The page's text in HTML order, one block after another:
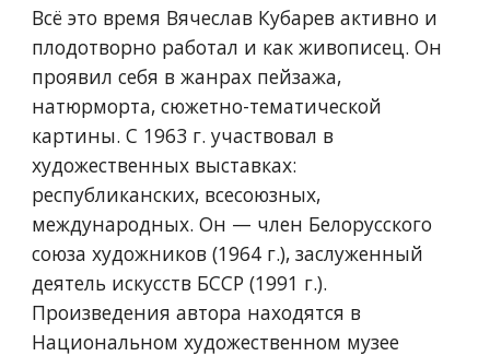
Всё это время Вячеслав Кубарев активно и
плодотворно работал и как живописец. Он
проявил себя в жанрах пейзажа,
натюрморта, сюжетно-тематической
картины. С 1963 г. участвовал в
художественных выставках:
республиканских, всесоюзных,
международных. Он — член Белорусского
союза художников (1964 г.), заслуженный
деятель искусств БССР (1991 г.).
Произведения автора находятся в
Национальном художественном музее